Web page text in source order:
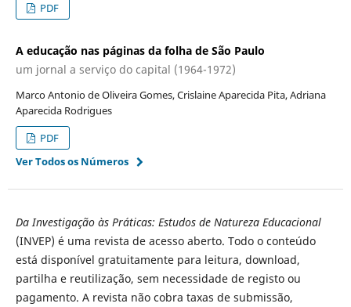
PDF
A educação nas páginas da folha de São Paulo
um jornal a serviço do capital (1964-1972)
Marco Antonio de Oliveira Gomes, Crislaine Aparecida Pita, Adriana
Aparecida Rodrigues
PDF
Ver Todos os Números
Da Investigação às Práticas: Estudos de Natureza Educacional
(INVEP) é uma revista de acesso aberto. Todo o conteúdo
está disponível gratuitamente para leitura, download,
partilha e reutilização, sem necessidade de registo ou
pagamento. A revista não cobra taxas de submissão,